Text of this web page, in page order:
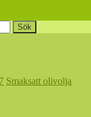
Smaksatt olivolja